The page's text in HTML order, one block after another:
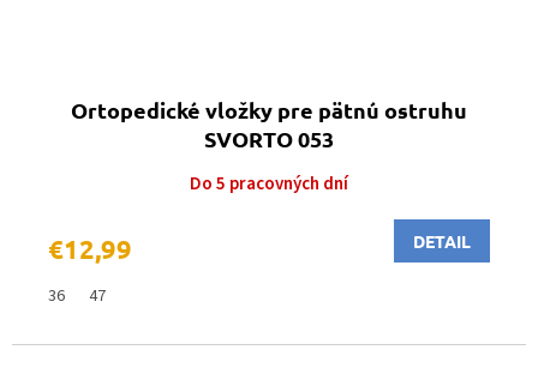
Ortopedické vložky pre pätnú ostruhu
SVORTO 053
Do 5 pracovných dní
€12,99 DETAIL
36 47